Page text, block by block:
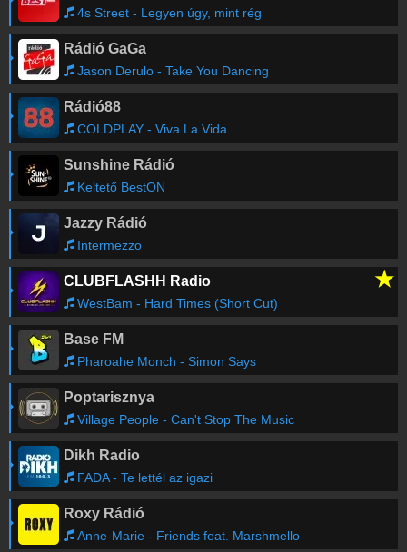
4s Street - Legyen úgy, mint rég
Rádió GaGa
Jason Derulo - Take You Dancing
Rádió88
COLDPLAY - Viva La Vida
Sunshine Rádió
Keltető BestON
Jazzy Rádió
Intermezzo
CLUBFLASHH Radio ★
WestBam - Hard Times (Short Cut)
Base FM
Pharoahe Monch - Simon Says
Poptarisznya
Village People - Can't Stop The Music
Dikh Radio
FADA - Te lettél az igazi
Roxy Rádió
Anne-Marie - Friends feat. Marshmello